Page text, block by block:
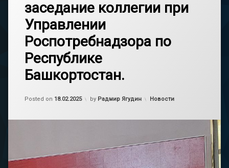
заседание коллегии при
Управлении
Роспотребнадзора по
Республике
Башкортостан.
Posted on 18.02.2025
Обновлено на 18.02.2025
by Радмир Ягудин Категории:
Новости